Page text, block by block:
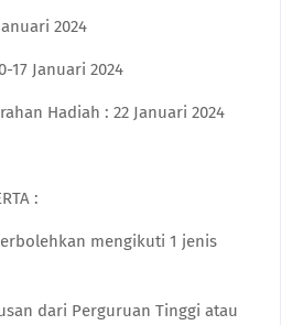
2024
17 Januari 2024
Hadiah : 22 Januari 2024
:
mengikuti 1 jenis
dari Perguruan Tinggi atau